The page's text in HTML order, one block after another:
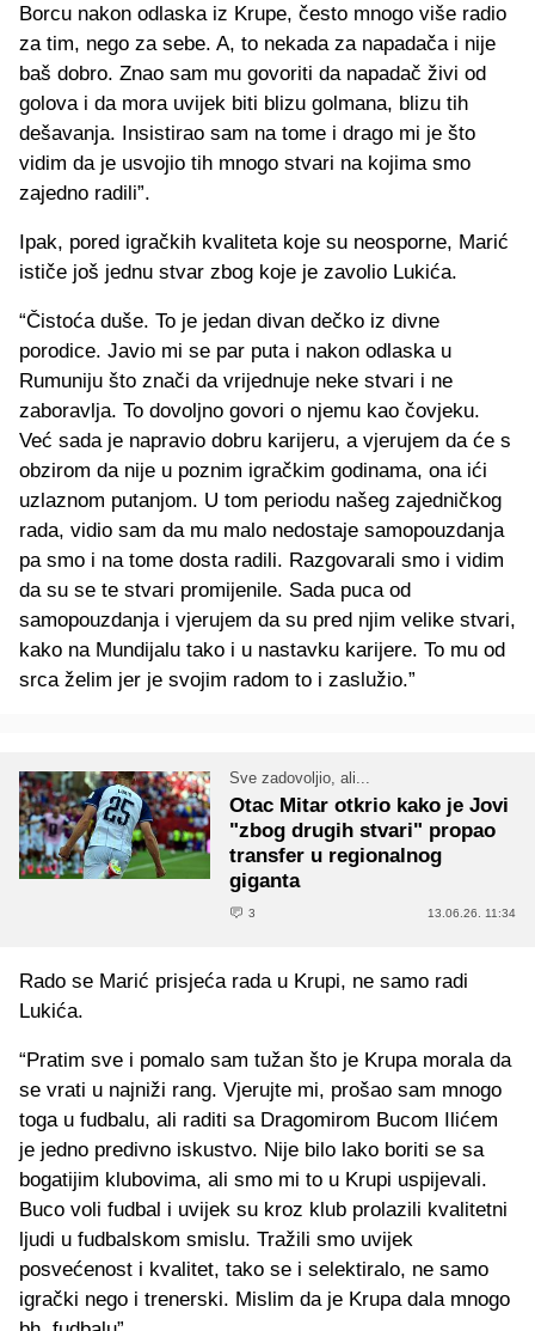
Borcu nakon odlaska iz Krupe, često mnogo više radio
za tim, nego za sebe. A, to nekada za napadača i nije
baš dobro. Znao sam mu govoriti da napadač živi od
golova i da mora uvijek biti blizu golmana, blizu tih
dešavanja. Insistirao sam na tome i drago mi je što
vidim da je usvojio tih mnogo stvari na kojima smo
zajedno radili”.
Ipak, pored igračkih kvaliteta koje su neosporne, Marić
ističe još jednu stvar zbog koje je zavolio Lukića.
“Čistoća duše. To je jedan divan dečko iz divne
porodice. Javio mi se par puta i nakon odlaska u
Rumuniju što znači da vrijednuje neke stvari i ne
zaboravlja. To dovoljno govori o njemu kao čovjeku.
Već sada je napravio dobru karijeru, a vjerujem da će s
obzirom da nije u poznim igračkim godinama, ona ići
uzlaznom putanjom. U tom periodu našeg zajedničkog
rada, vidio sam da mu malo nedostaje samopouzdanja
pa smo i na tome dosta radili. Razgovarali smo i vidim
da su se te stvari promijenile. Sada puca od
samopouzdanja i vjerujem da su pred njim velike stvari,
kako na Mundijalu tako i u nastavku karijere. To mu od
srca želim jer je svojim radom to i zaslužio.”
Sve zadovoljio, ali...
Otac Mitar otkrio kako je Jovi
"zbog drugih stvari" propao
transfer u regionalnog
giganta
3 13.06.26. 11:34
Rado se Marić prisjeća rada u Krupi, ne samo radi
Lukića.
“Pratim sve i pomalo sam tužan što je Krupa morala da
se vrati u najniži rang. Vjerujte mi, prošao sam mnogo
toga u fudbalu, ali raditi sa Dragomirom Bucom Ilićem
je jedno predivno iskustvo. Nije bilo lako boriti se sa
bogatijim klubovima, ali smo mi to u Krupi uspijevali.
Buco voli fudbal i uvijek su kroz klub prolazili kvalitetni
ljudi u fudbalskom smislu. Tražili smo uvijek
posvećenost i kvalitet, tako se i selektiralo, ne samo
igrački nego i trenerski. Mislim da je Krupa dala mnogo